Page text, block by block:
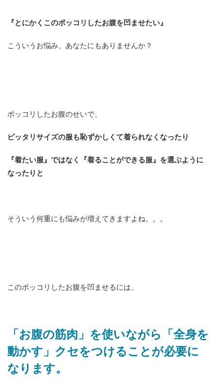
『とにかくこのポッコリしたお腹を凹ませたい』
こういうお悩み、あなたにもありませんか？
ポッコリしたお腹のせいで、
ピッタリサイズの服も恥ずかしくて着られなくなったり
『着たい服』ではなく『着ることができる服』を選ぶように
なったりと
そういう何重にも悩みが増えてきますよね。。。
このポッコリしたお腹を凹ませるには、
「お腹の筋肉」を使いながら「全身を
動かす」クセをつけることが必要に
なります。